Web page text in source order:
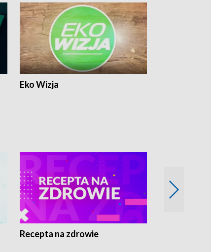
Eko Wizja
Recepta na zdrowie